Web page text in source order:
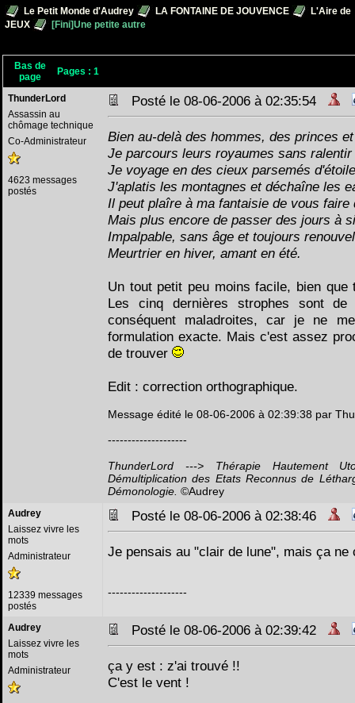
Le Petit Monde d'Audrey LA FONTAINE DE JOUVENCE
L'Aire de
JEUX
[Fini]Une petite autre
Bas de
page
Pages : 1
ThunderLord
Assassin au
chômage technique
Co-Administrateur
4623 messages
postés
Posté le 08-06-2006 à 02:35:54
Bien au-delà des hommes, des princes
Je parcours leurs royaumes sans
Je voyage en des cieux parsemés
J'aplatis les montagnes et déchaîne les
Il peut plaîre à ma fantaisie de vous faire
Mais plus encore de passer des jours à
Impalpable, sans âge et toujours
Meurtrier en hiver, amant en été.
Un tout petit peu moins facile, bien que
Les cinq dernières strophes sont de
conséquent maladroites, car je ne
formulation exacte. Mais c'est assez
de trouver
Edit : correction orthographique.
Message édité le 08-06-2006 à 02:39:38 par
--------------------
ThunderLord ---> Thérapie Hautement
Démultiplication des Etats Reconnus de
Démonologie. ©Audrey
Audrey
Laissez vivre les
mots
Administrateur
12339 messages
postés
Posté le 08-06-2006 à 02:38:46
Je pensais au "clair de lune", mais ça
--------------------
Audrey
Laissez vivre les
mots
Administrateur
Posté le 08-06-2006 à 02:39:42
ça y est : z'ai trouvé !!
C'est le vent !